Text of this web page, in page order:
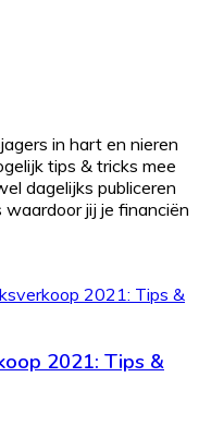
in hart en nieren
tips & tricks mee
dagelijks publiceren
jij je financiën
2021: Tips &